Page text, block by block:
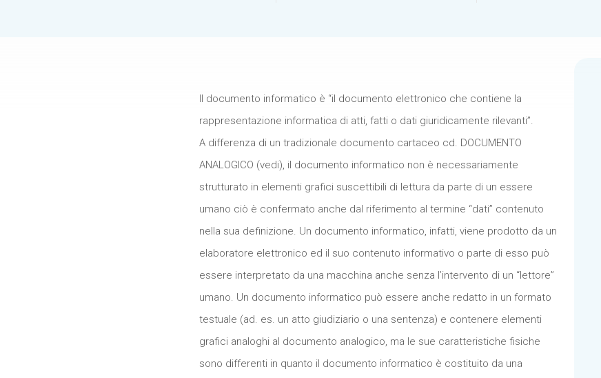
Il documento informatico è “il documento elettronico che contiene la
rappresentazione informatica di atti, fatti o dati giuridicamente rilevanti”.
A differenza di un tradizionale documento cartaceo cd. DOCUMENTO
ANALOGICO (vedi), il documento informatico non è necessariamente
strutturato in elementi grafici suscettibili di lettura da parte di un essere
umano ciò è confermato anche dal riferimento al termine “dati” contenuto
nella sua definizione. Un documento informatico, infatti, viene prodotto da un
elaboratore elettronico ed il suo contenuto informativo o parte di esso può
essere interpretato da una macchina anche senza l’intervento di un “lettore”
umano. Un documento informatico può essere anche redatto in un formato
testuale (ad. es. un atto giudiziario o una sentenza) e contenere elementi
grafici analoghi al documento analogico, ma le sue caratteristiche fisiche
sono differenti in quanto il documento informatico è costituito da una